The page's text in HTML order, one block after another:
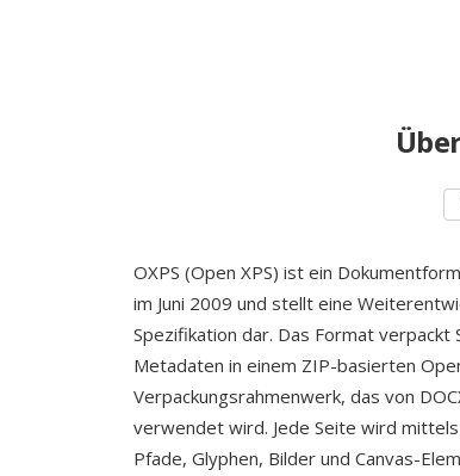
OXPS (Open XPS) ist ein
im Juni 2009 und stellt eine
Spezifikation dar. Das Format
Metadaten in einem ZIP-basierten
Verpackungsrahmenwerk, das von
verwendet wird. Jede Seite wird
Pfade, Glyphen, Bilder und Canvas-